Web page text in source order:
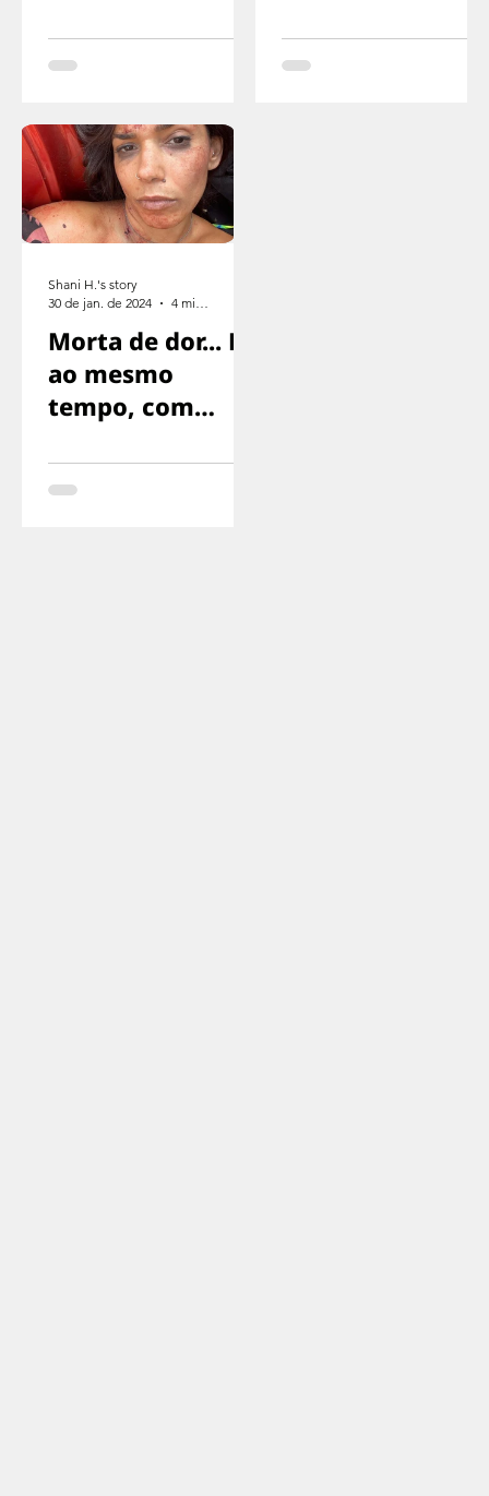
direção oposta
sinalizando para
o motorista
Morta de dor... E
ao mesmo
tempo, com
com medo de
que nos
Shani H.'s story
30 de jan. de 2024
4 min de leitura